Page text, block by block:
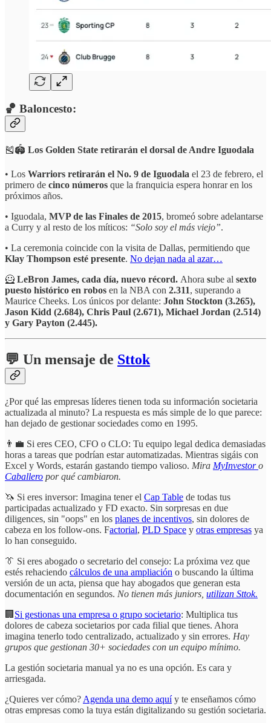
🏀 Baloncesto:
🎽🏟️ Los Golden State retirarán el dorsal de Andre Iguodala
• Los Warriors retirarán el No. 9 de Iguodala el 23 de febrero, el
primero de cinco números que la franquicia espera honrar en los
próximos años.
• Iguodala, MVP de las Finales de 2015, bromeó sobre adelantarse
a Curry y al resto de los míticos: “Solo soy el más viejo”.
• La ceremonia coincide con la visita de Dallas, permitiendo que
Klay Thompson esté presente. No dejan nada al azar…
🦸 LeBron James, cada día, nuevo récord. Ahora sube al sexto
puesto histórico en robos en la NBA con 2.311, superando a
Maurice Cheeks. Los únicos por delante: John Stockton (3.265),
Jason Kidd (2.684), Chris Paul (2.671), Michael Jordan (2.514)
y Gary Payton (2.445).
💬 Un mensaje de Sttok
¿Por qué las empresas líderes tienen toda su información societaria
actualizada al minuto? La respuesta es más simple de lo que parece:
han dejado de gestionar sociedades como en 1995.
👨‍💼 Si eres CEO, CFO o CLO: Tu equipo legal dedica demasiadas
horas a tareas que podrían estar automatizadas. Mientras sigáis con
Excel y Words, estarán gastando tiempo valioso. Mira MyInvestoro
Caballero por qué cambiaron.
🦄 Si eres inversor: Imagina tener el Cap Table de todas tus
participadas actualizado y FD exacto. Sin sorpresas en due
diligences, sin "oops" en los planes de incentivos, sin dolores de
cabeza en los follow-ons. Factorial, PLD Space y otras empresas ya
lo han conseguido.
👔 Si eres abogado o secretario del consejo: La próxima vez que
estés rehaciendo cálculos de una ampliación o buscando la última
versión de un acta, piensa que hay abogados que generan esta
documentación en segundos. No tienen más juniors, utilizan Sttok.
🏢 Si gestionas una empresa o grupo societario: Multiplica tus
dolores de cabeza societarios por cada filial que tienes. Ahora
imagina tenerlo todo centralizado, actualizado y sin errores. Hay
grupos que gestionan 30+ sociedades con un equipo mínimo.
La gestión societaria manual ya no es una opción. Es cara y
arriesgada.
¿Quieres ver cómo? Agenda una demo aquíy te enseñamos cómo
otras empresas como la tuya están digitalizando su gestión societaria.